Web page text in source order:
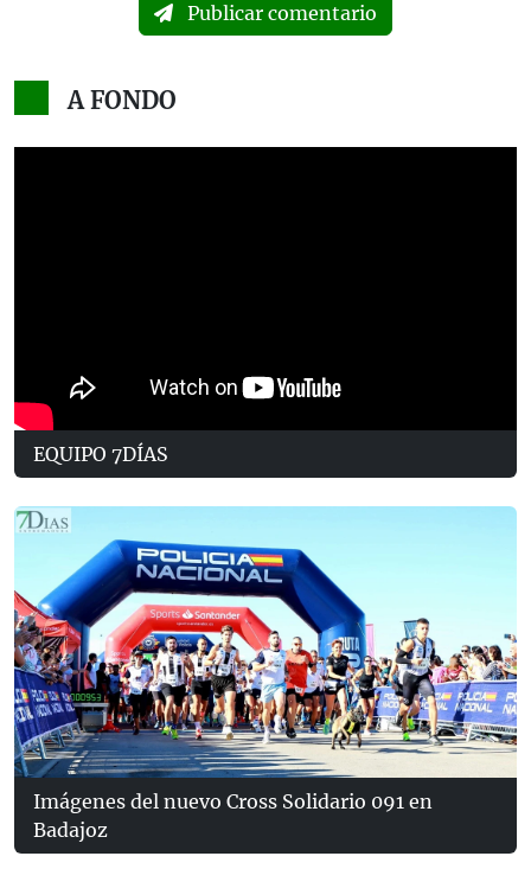
Publicar comentario
A FONDO
EQUIPO 7DÍAS
Imágenes del nuevo Cross Solidario 091 en
Badajoz